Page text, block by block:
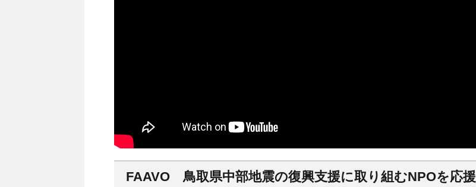
FAAVO 鳥取県中部地震の復興支援に取り組むNPOを応援